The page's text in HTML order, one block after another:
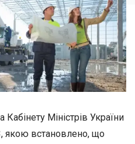
Міністрів України
якою встановлено, що